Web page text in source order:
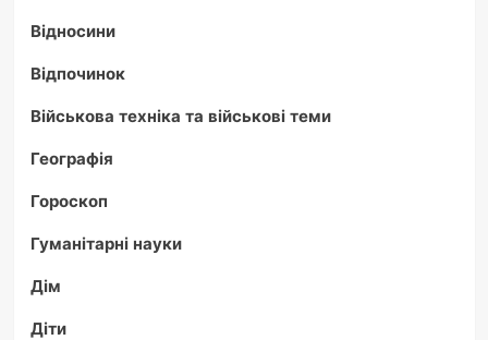
Відносини
Відпочинок
Військова техніка та військові теми
Географія
Гороскоп
Гуманітарні науки
Дім
Діти